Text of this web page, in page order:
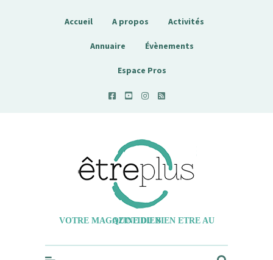
Accueil A propos Activités
Annuaire Évènements
Espace Pros
Etreplus
VOTRE MAGAZINE DU BIEN ETRE AU QUOTIDIEN